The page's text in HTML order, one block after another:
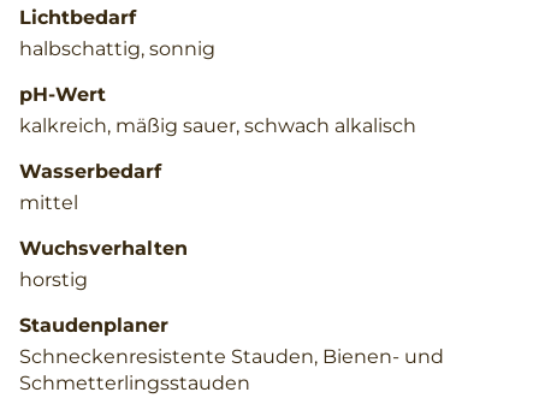
Lichtbedarf
halbschattig, sonnig
pH-Wert
kalkreich, mäßig sauer, schwach alkalisch
Wasserbedarf
mittel
Wuchsverhalten
horstig
Staudenplaner
Schneckenresistente Stauden, Bienen- und
Schmetterlingsstauden